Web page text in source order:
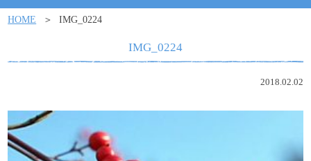
HOME IMG_0224
IMG_0224
2018.02.02